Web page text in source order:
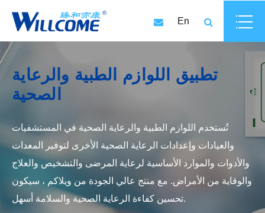
En
تطبيق اللوازم الطبية والرعاية
الصحية
تُستخدم اللوازم الطبية والرعاية الصحية في المستشفيات
والعيادات وإعدادات الرعاية الصحية الأخرى لتوفير المعدات
والأدوات والموارد الأساسية لرعاية المرضى والتشخيص والعلاج
والوقاية من الأمراض. مع منتج عالي الجودة من ويلاكم ، سيكون
تحسين كفاءة الرعاية الصحية والسلامة أسهل.